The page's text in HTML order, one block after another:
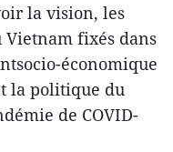
la vision, les
Vietnam fixés dans
économique
la politique du
de COVID-